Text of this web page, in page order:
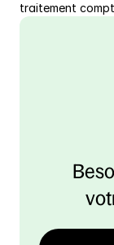
traitement